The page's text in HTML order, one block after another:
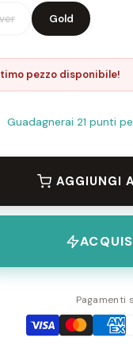
Gold
pezzo disponibile!
Guadagnerai 21 punti
AGGIUNGI
Pagamenti